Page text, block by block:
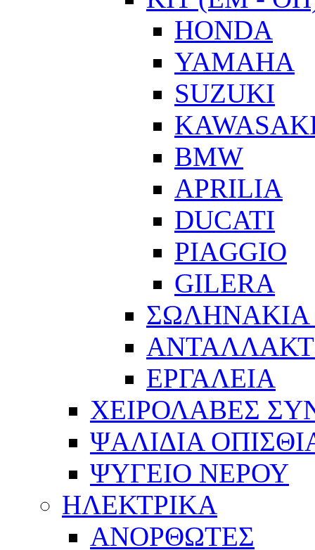
HONDA
YAMAHA
SUZUKI
BMW
APRILIA
DUCATI
PIAGGIO
GILERA
ΕΡΓΑΛΕΙΑ
ΧΕΙΡΟΛΑΒΕΣ
ΨΑΛΙΔΙΑ
ΨΥΓΕΙΟ ΝΕΡΟΥ
ΗΛΕΚΤΡΙΚΑ
ΑΝΟΡΘΩΤΕΣ